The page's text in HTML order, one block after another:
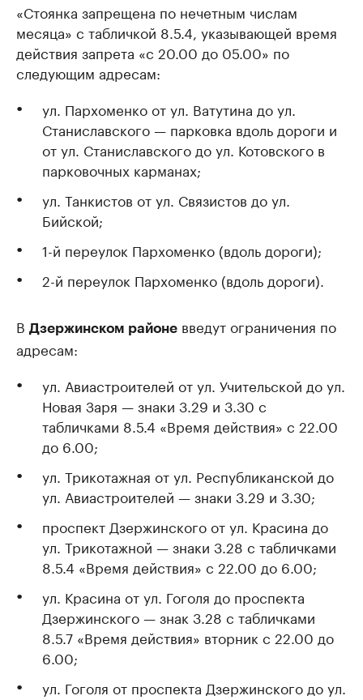
«Стоянка запрещена по нечетным числам
месяца» с табличкой 8.5.4, указывающей время
действия запрета «с 20.00 до 05.00» по
следующим адресам:
ул. Пархоменко от ул. Ватутина до ул.
Станиславского — парковка вдоль дороги и
от ул. Станиславского до ул. Котовского в
парковочных карманах;
ул. Танкистов от ул. Связистов до ул.
Бийской;
1-й переулок Пархоменко (вдоль дороги);
2-й переулок Пархоменко (вдоль дороги).
В Дзержинском районе введут ограничения по
адресам:
ул. Авиастроителей от ул. Учительской до ул.
Новая Заря — знаки 3.29 и 3.30 с
табличками 8.5.4 «Время действия» с 22.00
до 6.00;
ул. Трикотажная от ул. Республиканской до
ул. Авиастроителей — знаки 3.29 и 3.30;
проспект Дзержинского от ул. Красина до
ул. Трикотажной — знаки 3.28 с табличками
8.5.4 «Время действия» с 22.00 до 6.00;
ул. Красина от ул. Гоголя до проспекта
Дзержинского — знак 3.28 с табличками
8.5.7 «Время действия» вторник с 22.00 до
6.00;
ул. Гоголя от проспекта Дзержинского до ул.